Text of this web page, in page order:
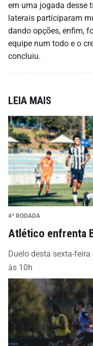
em uma jogada desse
laterais participaram
dando opções, enfim,
equipe num todo e o
concluiu.
LEIA MAIS
4ª RODADA
Atlético enfrenta
Duelo desta sexta-
às 10h